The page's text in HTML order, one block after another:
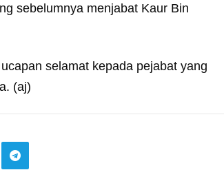
sebelumnya menjabat Kaur Bin
selamat kepada pejabat yang
(aj)